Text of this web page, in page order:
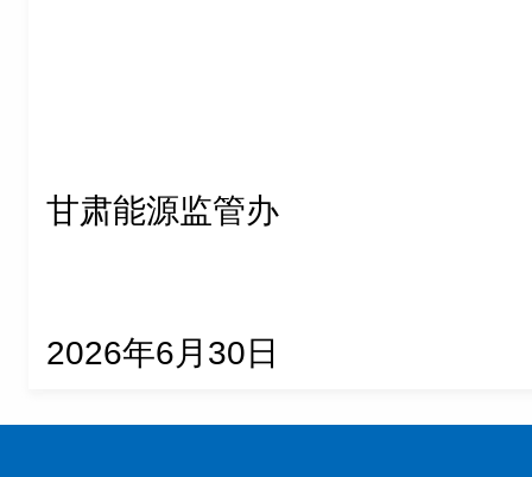
甘肃能源监管办
2026年6月30日